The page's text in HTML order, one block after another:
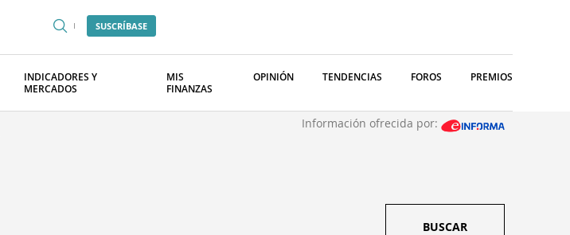
SUSCRÍBASE
INDICADORES Y
MERCADOS
MIS
FINANZAS
OPINIÓN TENDENCIAS FOROS PREMIOS
Información ofrecida por:
BUSCAR